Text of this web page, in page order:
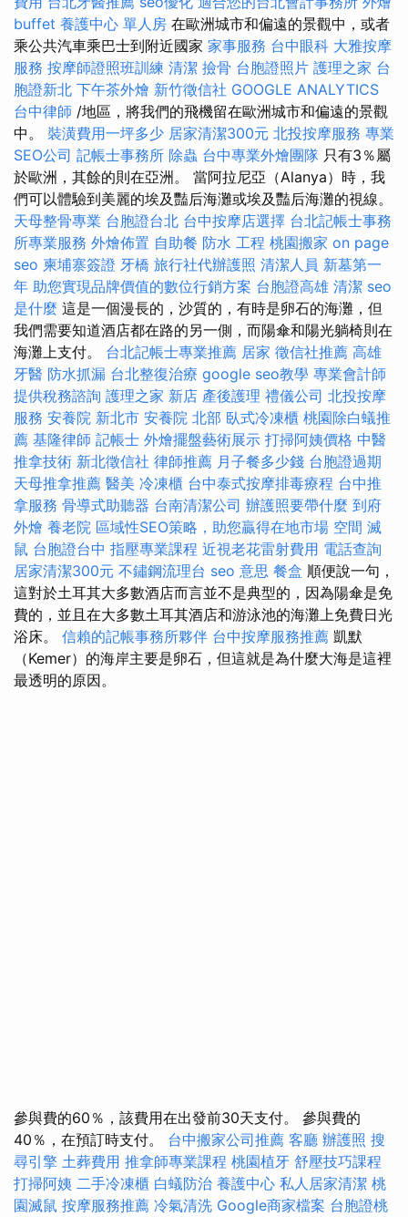
buffet 養護中心 單人房 在歐洲城市和偏遠的景觀中，或者
乘公共汽車乘巴士到附近國家 家事服務 台中眼科 大雅按摩
服務 按摩師證照班訓練 清潔 撿骨 台胞證照片 護理之家 台
胞證新北 下午茶外燴 新竹徵信社 GOOGLE ANALYTICS
台中律師 /地區，將我們的飛機留在歐洲城市和偏遠的景觀
中。 裝潢費用一坪多少 居家清潔300元 北投按摩服務 專業
SEO公司 記帳士事務所 除蟲 台中專業外燴團隊 只有3％屬
於歐洲，其餘的則在亞洲。 當阿拉尼亞（Alanya）時，我
們可以體驗到美麗的埃及豔后海灘或埃及豔后海灘的視線。
天母整骨專業 台胞證台北 台中按摩店選擇 台北記帳士事務
所專業服務 外燴佈置 自助餐 防水 工程 桃園搬家 on page
seo 柬埔寨簽證 牙橋 旅行社代辦護照 清潔人員 新墓第一
年 助您實現品牌價值的數位行銷方案 台胞證高雄 清潔 seo
是什麼 這是一個漫長的，沙質的，有時是卵石的海灘，但
我們需要知道酒店都在路的另一側，而陽傘和陽光躺椅則在
海灘上支付。 台北記帳士專業推薦 居家 徵信社推薦 高雄
牙醫 防水抓漏 台北整復治療 google seo教學 專業會計師
提供稅務諮詢 護理之家 新店 產後護理 禮儀公司 北投按摩
服務 安養院 新北市 安養院 北部 臥式冷凍櫃 桃園除白蟻推
薦 基隆律師 記帳士 外燴擺盤藝術展示 打掃阿姨價格 中醫
推拿技術 新北徵信社 律師推薦 月子餐多少錢 台胞證過期
天母推拿推薦 醫美 冷凍櫃 台中泰式按摩排毒療程 台中推
拿服務 骨導式助聽器 台南清潔公司 辦護照要帶什麼 到府
外燴 養老院 區域性SEO策略，助您贏得在地市場 空間 滅
鼠 台胞證台中 指壓專業課程 近視老花雷射費用 電話查詢
居家清潔300元 不鏽鋼流理台 seo 意思 餐盒 順便說一句，
這對於土耳其大多數酒店而言並不是典型的，因為陽傘是免
費的，並且在大多數土耳其酒店和游泳池的海灘上免費日光
浴床。 信賴的記帳事務所夥伴 台中按摩服務推薦 凱默
（Kemer）的海岸主要是卵石，但這就是為什麼大海是這裡
最透明的原因。
參與費的60％，該費用在出發前30天支付。 參與費的
40％，在預訂時支付。 台中搬家公司推薦 客廳 辦護照 搜
尋引擎 土葬費用 推拿師專業課程 桃園植牙 舒壓技巧課程
打掃阿姨 二手冷凍櫃 白蟻防治 養護中心 私人居家清潔 桃
園滅鼠 按摩服務推薦 冷氣清洗 Google商家檔案 台胞證桃